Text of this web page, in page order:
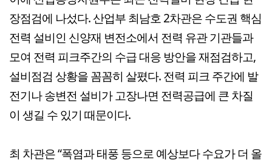
장점검에 나섰다. 산업부 최남호 2차관은 수도권 핵심
전력 설비인 신양재 변전소에서 전력 유관 기관들과
모여 전력 피크주간의 수급 대응 방안을 재점검하고,
설비점검 상황을 꼼꼼히 살폈다. 전력 피크 주간에 발
전기나 송변전 설비가 고장나면 전력공급에 큰 차질
이 생길 수 있기 때문이다.
최 차관은 “폭염과 태풍 등으로 예상보다 수요가 더 올